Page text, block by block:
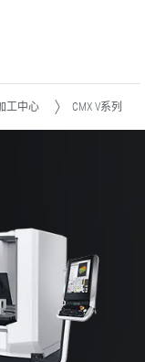
工中心 CMX V系列